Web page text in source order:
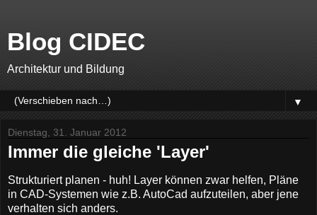
Blog CIDEC
Architektur und Bildung
▼
Dienstag, 31. Januar 2012
Immer die gleiche 'Layer'
Strukturiert planen - huh! Layer können zwar helfen, Pläne
in CAD-Systemen wie z.B. AutoCad aufzuteilen, aber jene
verhalten sich anders.